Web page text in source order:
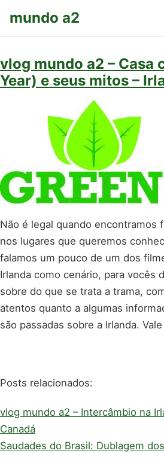
mundo a2
vlog mundo a2 – Casa
Year) e seus mitos –
Não é legal quando encontramos
nos lugares que queremos
falamos um pouco de um dos
Irlanda como cenário, para vocês
sobre do que se trata a trama,
atentos quanto a algumas
são passadas sobre a Irlanda.
Posts relacionados:
vlog mundo a2 – Intercâmbio na
Canadá
Saudades do Brasil: Dublagem